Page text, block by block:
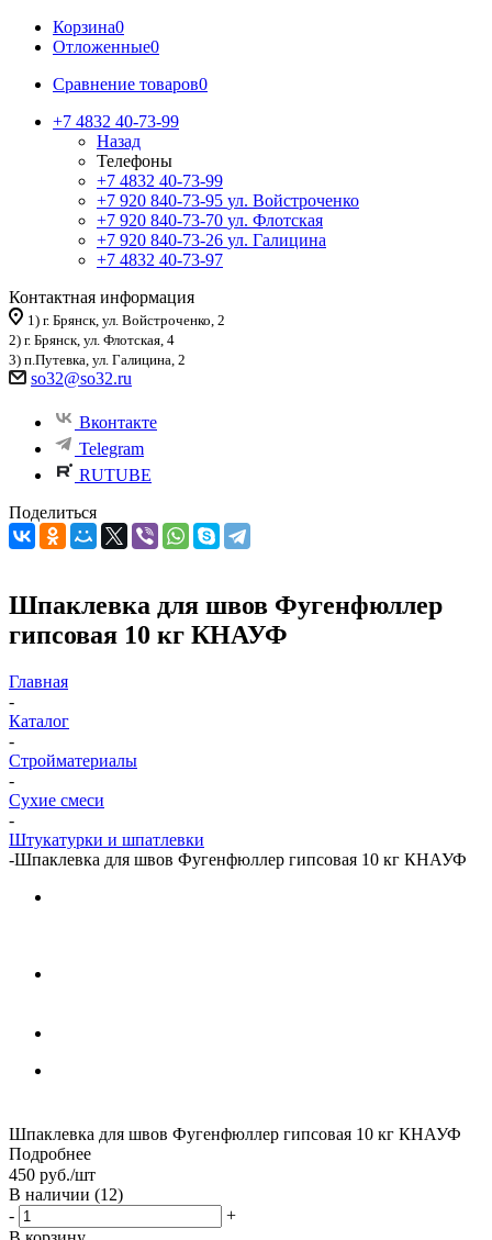
Корзина0
Отложенные0
Сравнение товаров0
+7 4832 40-73-99
Назад
Телефоны
+7 4832 40-73-99
+7 920 840-73-95 ул. Войстроченко
+7 920 840-73-70 ул. Флотская
+7 920 840-73-26 ул. Галицина
+7 4832 40-73-97
Контактная информация
1) г. Брянск, ул. Войстроченко, 2
2) г. Брянск, ул. Флотская, 4
3) п.Путевка, ул. Галицина, 2
so32@so32.ru
Вконтакте
Telegram
RUTUBE
Поделиться
Шпаклевка для швов Фугенфюллер
гипсовая 10 кг КНАУФ
Главная
-
Каталог
-
Стройматериалы
-
Сухие смеси
-
Штукатурки и шпатлевки
-Шпаклевка для швов Фугенфюллер гипсовая 10 кг КНАУФ
Шпаклевка для швов Фугенфюллер гипсовая 10 кг КНАУФ
Подробнее
450 руб./шт
В наличии (12)
-
+